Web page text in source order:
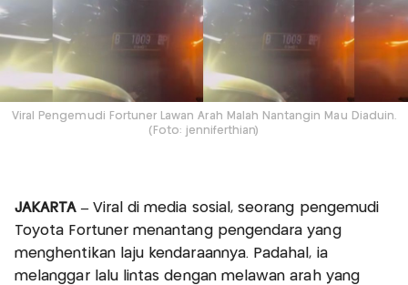
Viral Pengemudi Fortuner Lawan Arah Malah Nantangin Mau Diaduin.
(Foto: jenniferthian)
JAKARTA – Viral di media sosial, seorang pengemudi
Toyota Fortuner menantang pengendara yang
menghentikan laju kendaraannya. Padahal, ia
melanggar lalu lintas dengan melawan arah yang